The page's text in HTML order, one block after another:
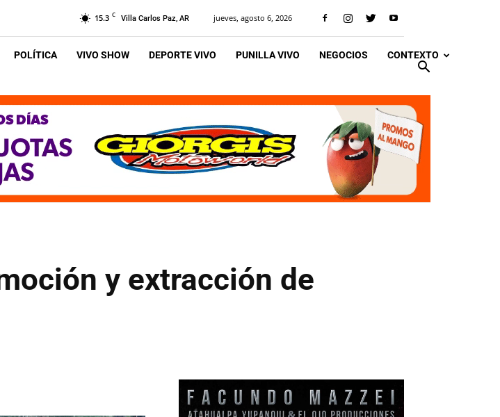
15.3 C Villa Carlos Paz, AR jueves, agosto 6, 2026
POLÍTICA VIVO SHOW DEPORTE VIVO PUNILLA VIVO NEGOCIOS CONTEXTO
y extracción de